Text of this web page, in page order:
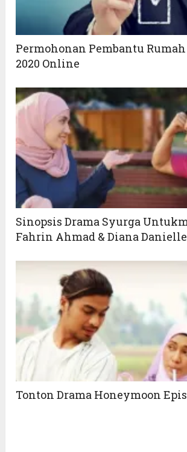
Permohonan Pembantu
2020 Online
Sinopsis Drama Syurga
Fahrin Ahmad & Diana Danielle
Tonton Drama Honeymoon